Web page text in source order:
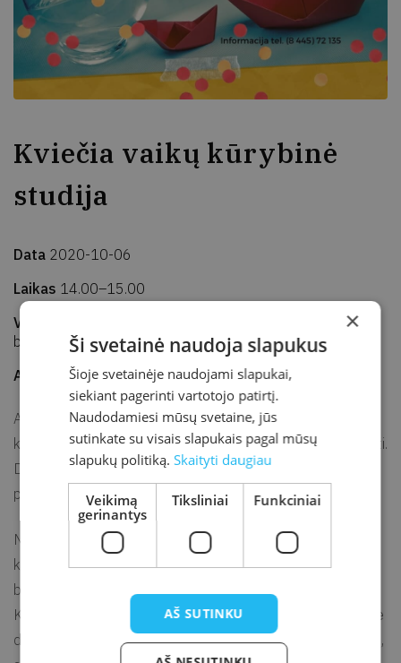
Kviečia vaikų kūrybinė
studija
Data 2020-10-06
Laikas 14.00–15.00
Vieta
Kretingos rajono savivaldybės M. Valančiaus viešoji
biblioteka, Vaikų edukacijos erdvė
AdresasJ. K. Chodkevičiaus g. 1B, Kretinga
Antradieniais bibliotekoje veikia vaikų kūrybinė studija –
kūrybinė erdvė, skirta vaikams ieškoti, atrasti, pažinti, tyrinėti.
Duoti laisvę jų kūrybai, idėjoms ir mintims patirti pasaulį
patiems.
Nereikalingi talentai ar ypatingi sugebėjimai. Išlaisvinti savo
kūrybiškumą jie galės susitikimų metu ir kurti padedant
bibliotekininkei, grupėje ar individualiai.
Kūrybinėje studijoje piešime, spalvinsime, lipdysime, kursime
daiktus iš įvairių gamtinių, buitinių medžiagų, popieriaus, siūlų,
×
Ši svetainė naudoja slapukus
Šioje svetainėje naudojami slapukai,
siekiant pagerinti vartotojo patirtį.
Naudodamiesi mūsų svetaine, jūs
sutinkate su visais slapukais pagal mūsų
slapukų politiką.Skaityti daugiau
Veikimą
gerinantys
Tiksliniai Funkciniai
AŠ SUTINKU